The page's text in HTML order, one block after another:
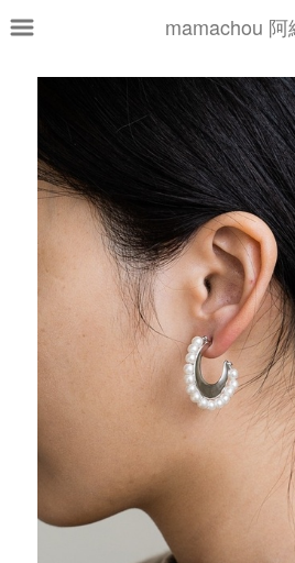
mamachou 阿